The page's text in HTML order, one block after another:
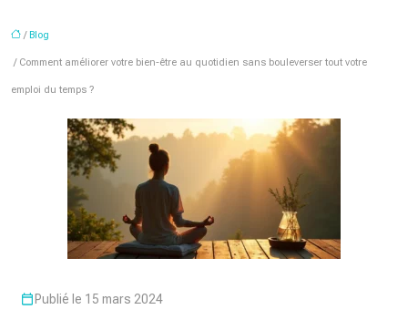
/ Blog
/ Comment améliorer votre bien-être au quotidien sans bouleverser tout votre
emploi du temps ?
Publié le 15 mars 2024